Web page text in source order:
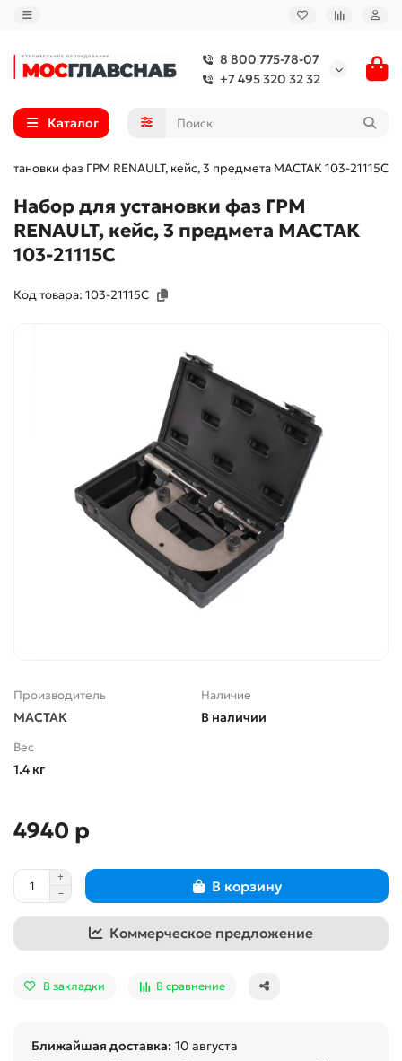
8 800 775-78-07
+7 495 320 32 32
Каталог
фаз ГРМ RENAULT, кейс, 3 предмета МАСТАК 103-21115C
Набор для установки фаз ГРМ
RENAULT, кейс, 3 предмета МАСТАК
103-21115C
Код товара: 103-21115C
Производитель
МАСТАК
Наличие
В наличии
Вес
1.4 кг
4940 р
В корзину
Коммерческое предложение
В закладки В сравнение
Ближайшая доставка: 10 августа